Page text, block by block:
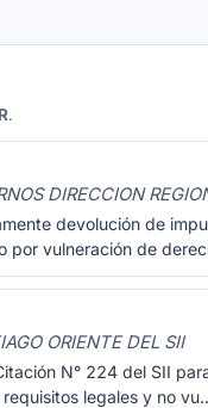
.
DIRECCION
devolución de
por vulneración de
ORIENTE DEL SII
N° 224 del SII
legales y no